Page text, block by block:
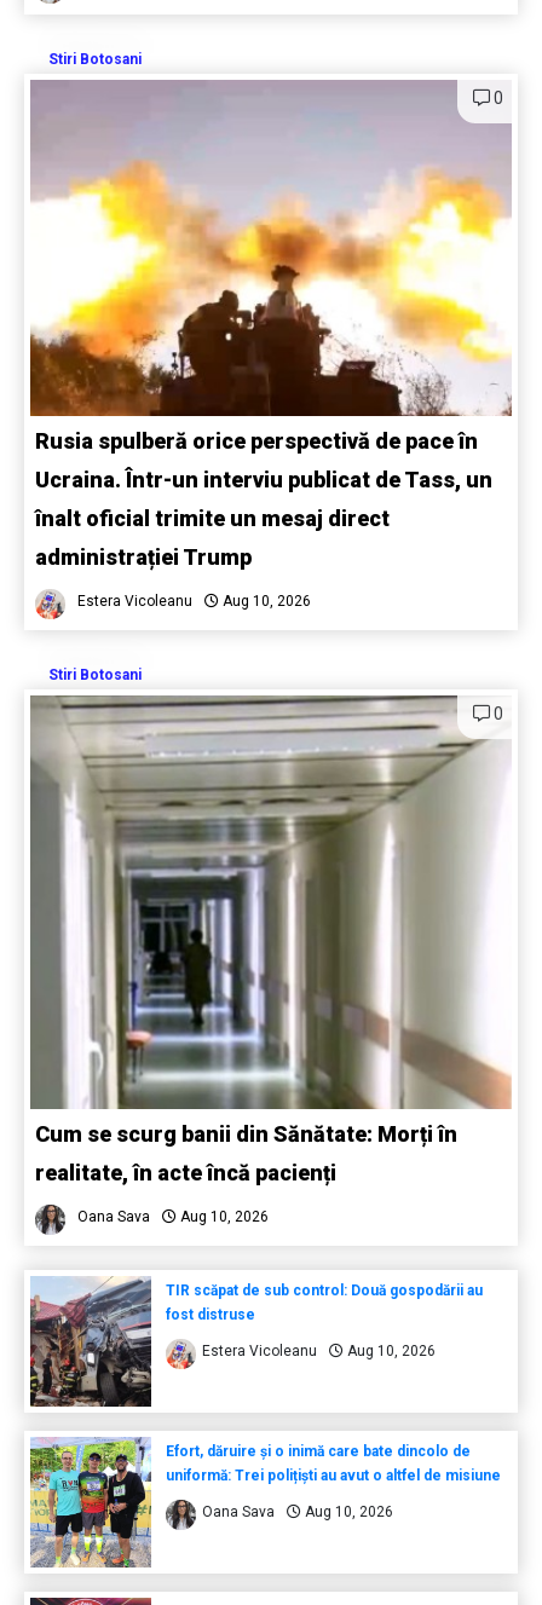
Stiri Botosani
0
Rusia spulberă orice perspectivă de pace în
Ucraina. Într-un interviu publicat de Tass, un
înalt oficial trimite un mesaj direct
administrației Trump
Estera Vicoleanu Aug 10, 2026
Stiri Botosani
0
Cum se scurg banii din Sănătate: Morți în
realitate, în acte încă pacienți
Oana Sava Aug 10, 2026
TIR scăpat de sub control: Două gospodării au
fost distruse
Estera Vicoleanu Aug 10, 2026
Efort, dăruire și o inimă care bate dincolo de
uniformă: Trei polițiști au avut o altfel de misiune
Oana Sava Aug 10, 2026